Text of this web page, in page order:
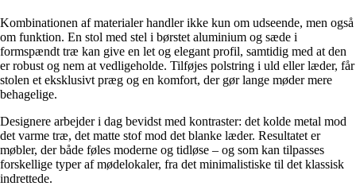
Kombinationen af materialer handler ikke kun om udseende, men også
om funktion. En stol med stel i børstet aluminium og sæde i
formspændt træ kan give en let og elegant profil, samtidig med at den
er robust og nem at vedligeholde. Tilføjes polstring i uld eller læder, får
stolen et eksklusivt præg og en komfort, der gør lange møder mere
behagelige.
Designere arbejder i dag bevidst med kontraster: det kolde metal mod
det varme træ, det matte stof mod det blanke læder. Resultatet er
møbler, der både føles moderne og tidløse – og som kan tilpasses
forskellige typer af mødelokaler, fra det minimalistiske til det klassisk
indrettede.